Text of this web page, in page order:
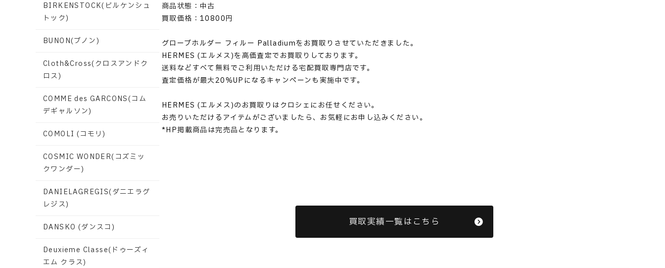
商品状態：中古
買取価格：10800円
グローブホルダー フィルー Palladiumをお買取りさせていただきました。
HERMES (エルメス)を高価査定でお買取りしております。
送料などすべて無料でご利用いただける宅配買取専門店です。
査定価格が最大20%UPになるキャンペーンも実施中です。
HERMES (エルメス)のお買取りはクロシェにお任せください。
お売りいただけるアイテムがございましたら、お気軽にお申し込みください。
*HP掲載商品は完売品となります。
買取実績一覧はこちら
BIRKENSTOCK(ビルケンシュ
トック)
BUNON(ブノン)
Cloth&Cross(クロスアンドク
ロス)
COMME des GARCONS(コム
デギャルソン)
COMOLI (コモリ)
COSMIC WONDER(コズミッ
クワンダー)
DANIELAGREGIS(ダニエラグ
レジス)
DANSKO (ダンスコ)
Deuxieme Classe(ドゥーズィ
エム クラス)